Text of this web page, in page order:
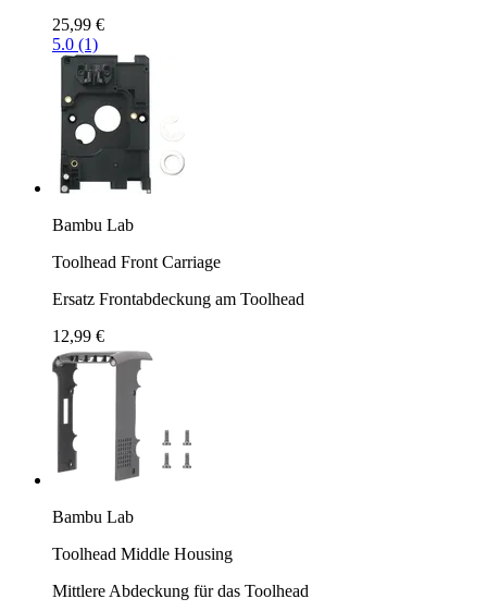
25,99 €
5.0 (1)
Bambu Lab
Toolhead Front Carriage
Ersatz Frontabdeckung am Toolhead
12,99 €
Bambu Lab
Toolhead Middle Housing
Mittlere Abdeckung für das Toolhead